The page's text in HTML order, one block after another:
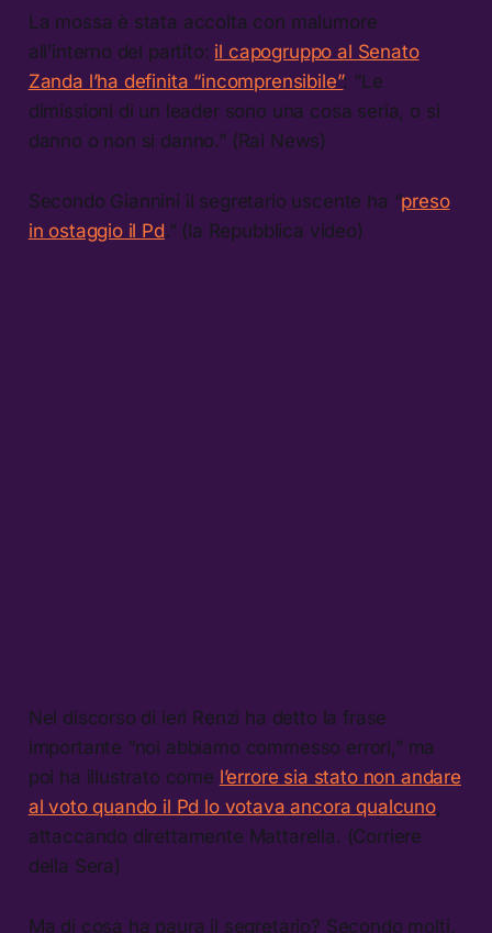
La mossa è stata accolta con malumore
all’interno del partito: il capogruppo al Senato
Zanda l’ha definita “incomprensibile”: “Le
dimissioni di un leader sono una cosa seria, o si
danno o non si danno.” (Rai News)
Secondo Giannini il segretario uscente ha “preso
in ostaggio il Pd.” (la Repubblica video)
Nel discorso di ieri Renzi ha detto la frase
importante “noi abbiamo commesso errori,” ma
poi ha illustrato come l’errore sia stato non andare
al voto quando il Pd lo votava ancora qualcuno,
attaccando direttamente Mattarella. (Corriere
della Sera)
Ma di cosa ha paura il segretario? Secondo molti,